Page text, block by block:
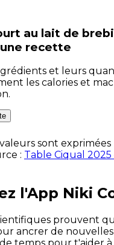
au lait de
recette
et leurs
les calories et
sont exprimées
: Table Ciqual 2025
l'App Niki
prouvent
ancrer de